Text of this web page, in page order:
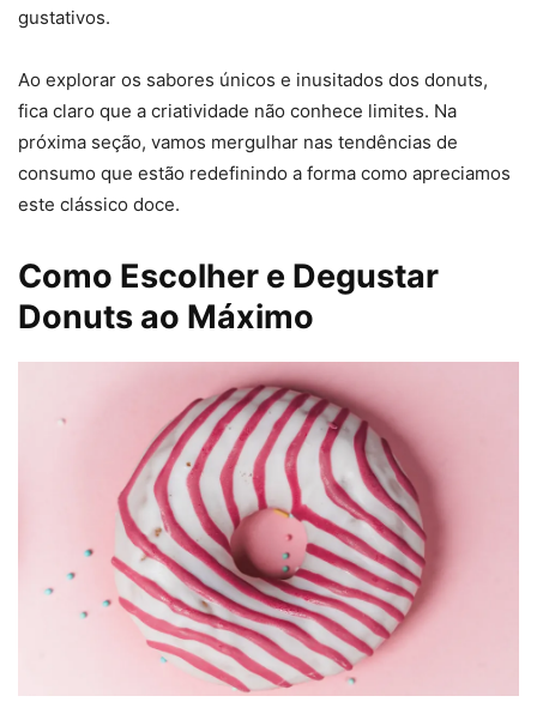
gustativos.
Ao explorar os sabores únicos e inusitados dos donuts,
fica claro que a criatividade não conhece limites. Na
próxima seção, vamos mergulhar nas tendências de
consumo que estão redefinindo a forma como apreciamos
este clássico doce.
Como Escolher e Degustar
Donuts ao Máximo